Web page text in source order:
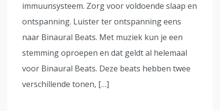
immuunsysteem. Zorg voor voldoende slaap en
ontspanning. Luister ter ontspanning eens
naar Binaural Beats. Met muziek kun je een
stemming oproepen en dat geldt al helemaal
voor Binaural Beats. Deze beats hebben twee
verschillende tonen, […]